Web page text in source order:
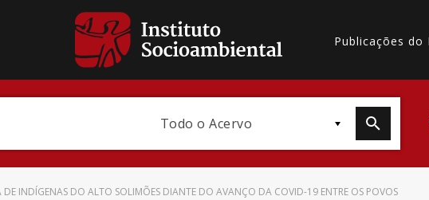
Publicações do
Todo o Acervo
DE INDÍGENAS DO ALTO SOLIMÕES DIANTE DO AVANÇO DA COVID-19 ENTRE OS POVOS